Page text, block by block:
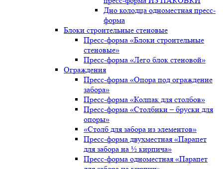
Дно колодца одноместная пресс-
форма
Блоки строительные стеновые
Пресс-форма «Блоки строительные
стеновые»
Пресс-форма «Лего блок стеновой»
Ограждения
Пресс-форма «Опора под ограждение
забора»
Пресс-форма «Колпак для столбов»
Пресс-форма «Столбики – бруски для
опоры»
«Столб для забора из элементов»
Пресс-форма двухместная «Парапет
для забора на ½ кирпича»
Пресс-форма одноместная «Парапет